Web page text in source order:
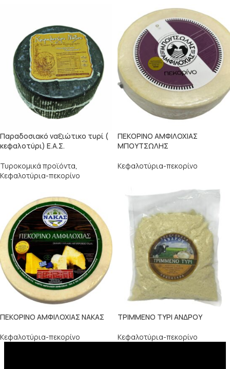
Παραδοσιακό ναξιώτικο τυρί (
κεφαλοτύρι) Ε.Α.Σ.
Τυροκομικά προϊόντα
Κεφαλοτύρια-πεκορίνο
ΠΕΚΟΡΙΝΟ ΑΜΦΙΛΟΧΙΑΣ
ΜΠΟΥΤΣΩΛΗΣ
Κεφαλοτύρια-πεκορίνο
ΠΕΚΟΡΙΝΟ ΑΜΦΙΛΟΧΙΑΣ ΝΑΚΑΣ
Κεφαλοτύρια-πεκορίνο
ΤΡΙΜΜΕΝΟ ΤΥΡΙ ΑΝΔΡΟΥ
Κεφαλοτύρια-πεκορίνο